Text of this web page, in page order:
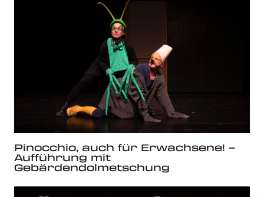
Pinocchio, auch für Erwachsene! –
Aufführung mit
Gebärdendolmetschung